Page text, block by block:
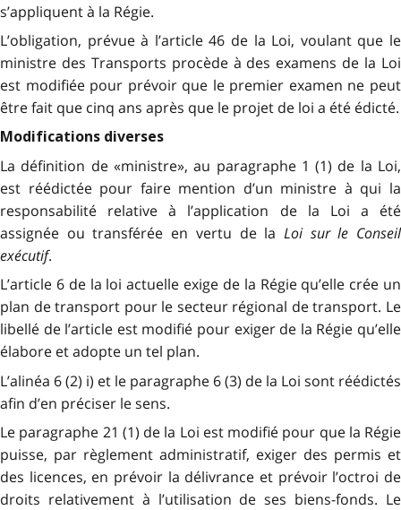
s’appliquent à la Régie.
L’obligation, prévue à l’article 46 de la Loi, voulant que le
ministre des Transports procède à des examens de la Loi
est modifiée pour prévoir que le premier examen ne peut
être fait que cinq ans après que le projet de loi a été édicté.
Modifications diverses
La définition de «ministre», au paragraphe 1 (1) de la Loi,
est réédictée pour faire mention d’un ministre à qui la
responsabilité relative à l’application de la Loi a été
assignée ou transférée en vertu de la Loi sur le Conseil
exécutif.
L’article 6 de la loi actuelle exige de la Régie qu’elle crée un
plan de transport pour le secteur régional de transport. Le
libellé de l’article est modifié pour exiger de la Régie qu’elle
élabore et adopte un tel plan.
L’alinéa 6 (2) i) et le paragraphe 6 (3) de la Loi sont réédictés
afin d’en préciser le sens.
Le paragraphe 21 (1) de la Loi est modifié pour que la Régie
puisse, par règlement administratif, exiger des permis et
des licences, en prévoir la délivrance et prévoir l’octroi de
droits relativement à l’utilisation de ses biens-fonds. Le